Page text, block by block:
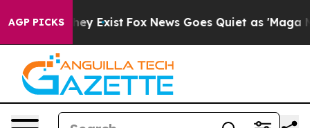
AGP PICKS
They Exist Fox News Goes Quiet as 'Maga